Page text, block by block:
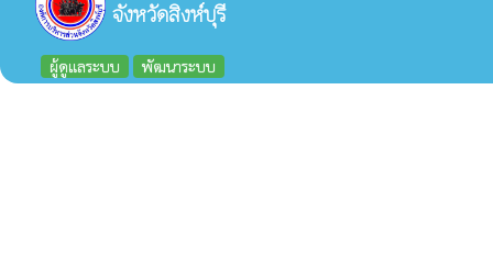
จังหวัดสิงห์บุรี
ผู้ดูแลระบบ พัฒนาระบบ